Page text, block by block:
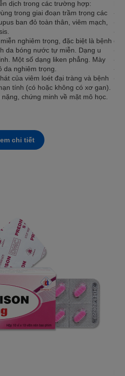
dịch trong các trường hợp:
trong giai đoạn trầm trọng các
ban đỏ toàn thân, viêm mạch,
nghiêm trọng, đặc biệt là bệnh
da bóng nước tự miễn. Dạng u
Một số dạng liken phẳng. Mày
da nghiêm trọng.
của viêm loét đại tràng và bệnh
tính (có hoặc không có xơ gan).
chứng minh về mặt mô học.
chi tiết
-
-
-
-
-
-
- ...